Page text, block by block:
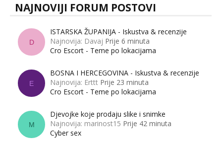
NAJNOVIJI FORUM POSTOVI
D
ISTARSKA ŽUPANIJA - Iskustva & recenzije
Najnovija: Davaj Prije 6 minuta
Cro Escort - Teme po lokacijama
E
BOSNA I HERCEGOVINA - Iskustva & recenzije
Najnovija: Erttt Prije 23 minuta
Cro Escort - Teme po lokacijama
M
Djevojke koje prodaju slike i snimke
Najnovija: marinost15 Prije 42 minuta
Cyber sex